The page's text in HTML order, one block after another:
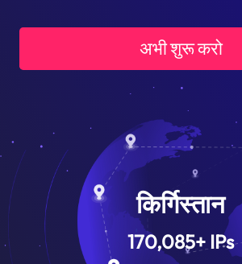
अभी शुरू करो
किर्गिस्तान
170,085+ IPs